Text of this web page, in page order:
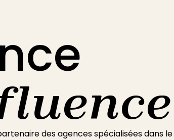
des agences spécialisées dans